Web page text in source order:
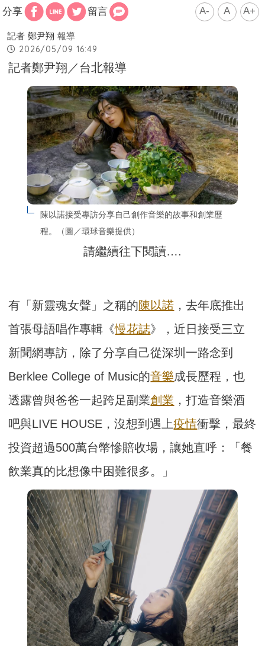
分享 留言 A- A A+
記者 鄭尹翔 報導
2026/05/09 16:49
記者鄭尹翔／台北報導
陳以諾接受專訪分享自己創作音樂的故事和創業歷
程。（圖／環球音樂提供）
請繼續往下閱讀….
有「新靈魂女聲」之稱的陳以諾 ，去年底推出
首張母語唱作專輯《慢花誌》，近日接受三立
新聞網專訪，除了分享自己從深圳一路念到
Berklee College of Music的音樂成長歷程，也
透露曾與爸爸一起跨足副業創業 ，打造音樂酒
吧與LIVE HOUSE，沒想到遇上疫情衝擊，最終
投資超過500萬台幣慘賠收場，讓她直呼：「餐
飲業真的比想像中困難很多。」